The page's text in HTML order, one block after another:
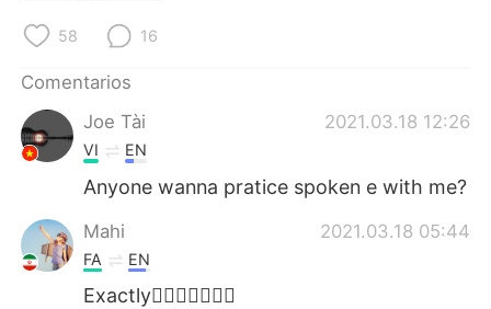
Русский
Indonesia
Türkçe
Português
58 16
Comentarios
Joe Tài
2021.03.18 12:26
VI EN
Anyone wanna pratice spoken e with me?
Mahi 2021.03.18 05:44
FA EN
Exactly👌🏼👌🏼👌🏼💐